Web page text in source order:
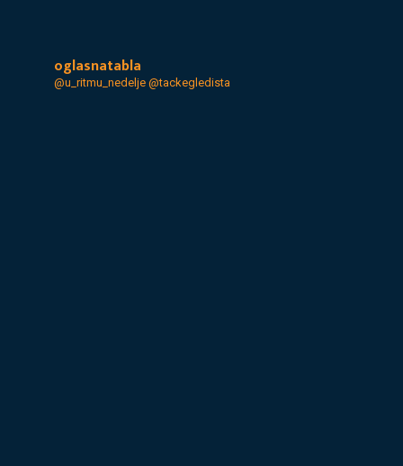
oglasnatabla
@u_ritmu_nedelje @tackegledista